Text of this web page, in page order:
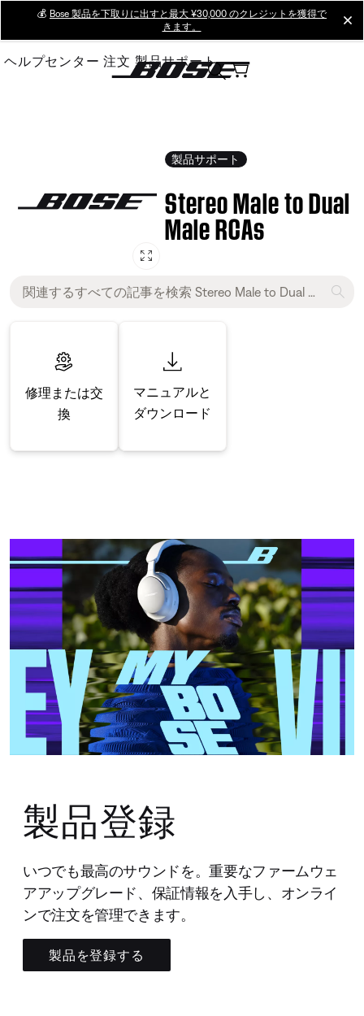
Main
💰 Bose 製品を下取りに出すと最大 ¥30,000 のクレジットを獲得で
きます。
ヘルプセンター 注文 製品サポート
製品サポート
Stereo Male to Dual
Male RCAs
修理または交
換
マニュアルと
ダウンロード
製品登録
いつでも最高のサウンドを。重要なファームウェ
アアップグレード、保証情報を入手し、オンライ
ンで注文を管理できます。
製品を登録する